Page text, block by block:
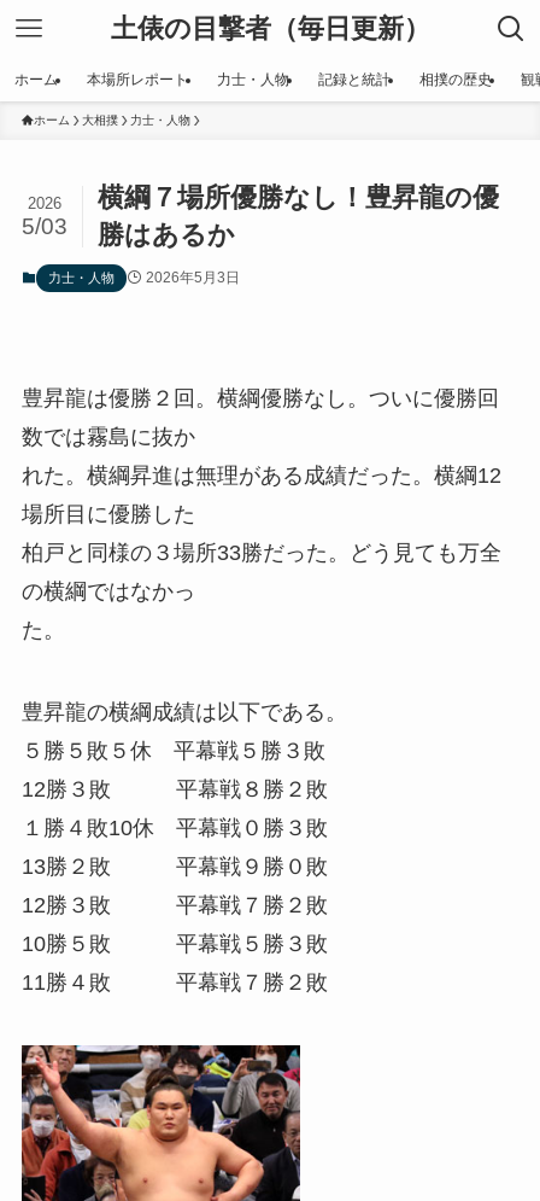
土俵の目撃者（毎日更新）
ホーム 本場所レポート 力士・人物 記録と統計 相撲の歴史 観
ホーム 大相撲 力士・人物
横綱７場所優勝なし！豊昇龍の優
勝はあるか
2026
5/03
力士・人物 2026年5月3日
豊昇龍は優勝２回。横綱優勝なし。ついに優勝回
数では霧島に抜か
れた。横綱昇進は無理がある成績だった。横綱12
場所目に優勝した
柏戸と同様の３場所33勝だった。どう見ても万全
の横綱ではなかっ
た。
豊昇龍の横綱成績は以下である。
５勝５敗５休 平幕戦５勝３敗
12勝３敗 平幕戦８勝２敗
１勝４敗10休 平幕戦０勝３敗
13勝２敗 平幕戦９勝０敗
12勝３敗 平幕戦７勝２敗
10勝５敗 平幕戦５勝３敗
11勝４敗 平幕戦７勝２敗